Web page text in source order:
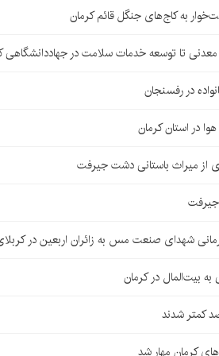
به کاج‌های جنگل قائم کرمان
تا توسعه خدمات سلامت در جهاددانشگاهی
در رفسنجان
در استان کرمان
از میراث باستانی دشت جیرفت
جیرفت
شهدای صنعت مس به زائران اربعین در
بیت‌المال در کرمان
کرمان مهار شد